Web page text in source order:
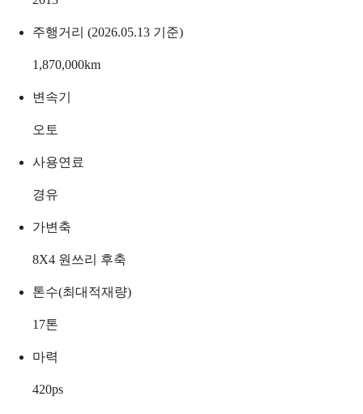
주행거리 (2026.05.13 기준)
1,870,000km
변속기
오토
사용연료
경유
가변축
8X4 원쓰리 후축
톤수(최대적재량)
17톤
마력
420ps